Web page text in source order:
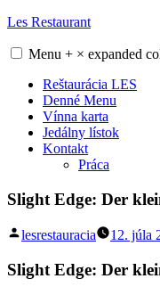
Skip
content
Les Restaurant
Menu + × expanded
Reštaurácia LES
Denné Menu
Vínna karta
Jedálny lístok
Kontakt
Práca
Slight Edge: Der
Posted
lesrestauracia 12. júla
Slight Edge: Der